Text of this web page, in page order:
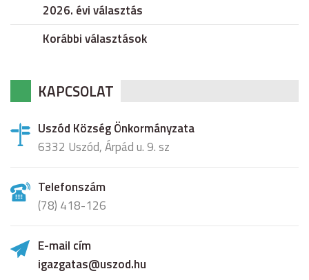
2026. évi választás
Korábbi választások
KAPCSOLAT
Uszód Község Önkormányzata
6332 Uszód, Árpád u. 9. sz
Telefonszám
(78) 418-126
E-mail cím
igazgatas@uszod.hu